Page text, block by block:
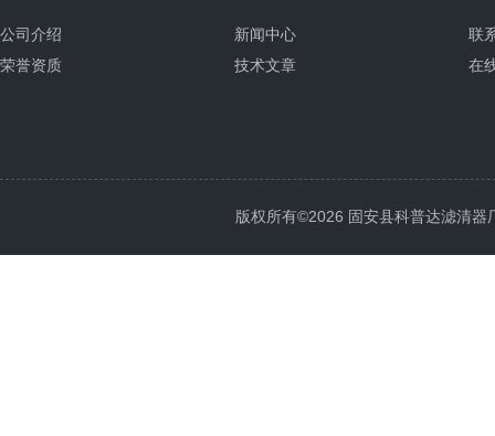
公司介绍
荣誉资质
新闻中心
技术文章
联
在
版权所有©2026 固安县科普达滤清